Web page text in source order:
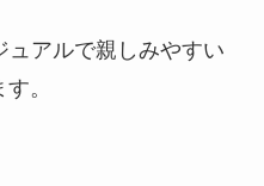
アルで親しみやすい
。